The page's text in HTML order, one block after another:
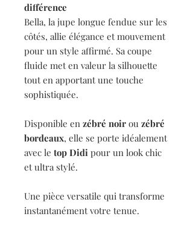
différence
Bella, la jupe longue fendue sur les
côtés, allie élégance et mouvement
pour un style affirmé. Sa coupe
fluide met en valeur la silhouette
tout en apportant une touche
sophistiquée.
Disponible en zébré noir ou zébré
bordeaux, elle se porte idéalement
avec le top Didi pour un look chic
et ultra stylé.
Une pièce versatile qui transforme
instantanément votre tenue.